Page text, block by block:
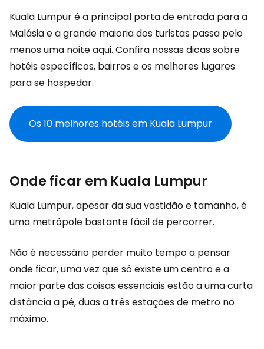
Kuala Lumpur é a principal porta de entrada para a
Malásia e a grande maioria dos turistas passa pelo
menos uma noite aqui. Confira nossas dicas sobre
hotéis específicos, bairros e os melhores lugares
para se hospedar.
Os 10 melhores hotéis em Kuala Lumpur
Onde ficar em Kuala Lumpur
Kuala Lumpur, apesar da sua vastidão e tamanho, é
uma metrópole bastante fácil de percorrer.
Não é necessário perder muito tempo a pensar
onde ficar, uma vez que só existe um centro e a
maior parte das coisas essenciais estão a uma curta
distância a pé, duas a três estações de metro no
máximo.